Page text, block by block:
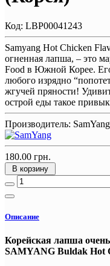
Код: LBP00041243
Samyang Hot Chicken
огненная лапша, – это
Food в Южной Корее.
любого изрядно
жгучей пряности!
острой еды такое
Производитель: SamYang
180.00 грн.
В корзину
Описание
Корейская лапша
SAMYANG Buldak Hot